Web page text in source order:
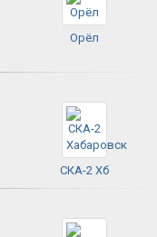
Орёл
СКА-2 Хб